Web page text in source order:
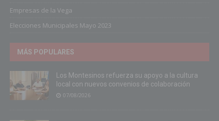
Empresas de la Vega
Elecciones Municipales Mayo 2023
MÁS POPULARES
Los Montesinos refuerza su apoyo a la cultura
local con nuevos convenios de colaboración
07/08/2026